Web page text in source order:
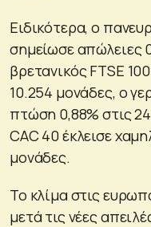
Ειδικότερα, ο
σημείωσε απώλειες
βρετανικός FTSE
10.254 μονάδες, ο
πτώση 0,88% στις
CAC 40 έκλεισε
μονάδες.
Το κλίμα στις
μετά τις νέες